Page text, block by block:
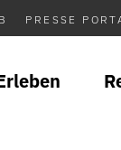
PRESSE